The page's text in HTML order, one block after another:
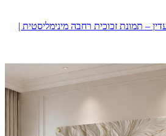
– תמונת זכוכית רחבה מינימליסטית |